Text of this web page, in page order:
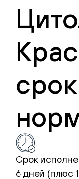
Срок
6 дней (плюс